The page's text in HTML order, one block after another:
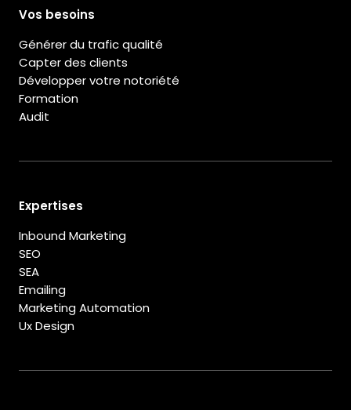
Vos besoins
Générer du trafic qualité
Capter des clients
Développer votre notoriété
Formation
Audit
Expertises
Inbound Marketing
SEO
SEA
Emailing
Marketing Automation
Ux Design